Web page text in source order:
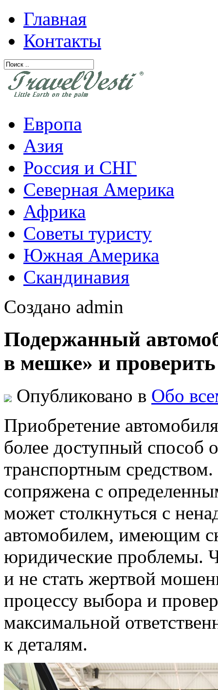
Главная
Контакты
Европа
Азия
Россия и СНГ
Северная Америка
Африка
Советы туристу
Южная Америка
Скандинавия
Создано admin
Подержанный
в мешке» и
Опубликовано в Обо
Приобретение
более доступный способ
транспортным
сопряжена с
может столкнуться с
автомобилем, имеющим
юридические проблемы.
и не стать жертвой
процессу выбора и
максимальной
к деталям.